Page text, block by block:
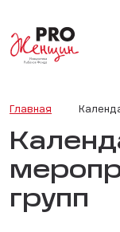
Главная
групп